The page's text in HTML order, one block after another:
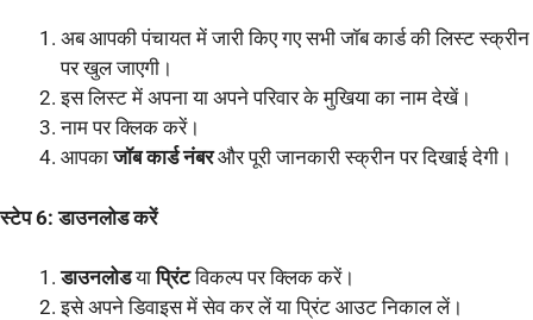
अब आपकी पंचायत में जारी किए गए सभी जॉब कार्ड की लिस्ट स्क्रीन
पर खुल जाएगी।
इस लिस्ट में अपना या अपने परिवार के मुखिया का नाम देखें।
नाम पर क्लिक करें।
आपकाजॉब कार्ड नंबरऔर पूरी जानकारी स्क्रीन पर दिखाई देगी।
स्टेप 6: डाउनलोड करें
डाउनलोडयाप्रिंटविकल्प पर क्लिक करें।
इसे अपने डिवाइस में सेव कर लें या प्रिंट आउट निकाल लें।